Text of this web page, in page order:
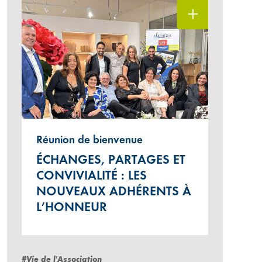
gauche à droite : Dominique Vienne, Vice-président en charge
Directeur général d’AMPHITÉA, Pascal Plante,
Directeur du développement AG2R LA MONDIALE La
Réunion de bienvenue
ÉCHANGES, PARTAGES ET
CONVIVIALITÉ : LES
NOUVEAUX ADHÉRENTS À
L’HONNEUR
#Vie de l'Association